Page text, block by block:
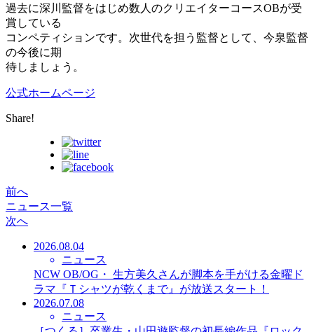
過去に深川監督をはじめ数人のクリエイターコースOBが受
賞している
コンペティションです。次世代を担う監督として、今泉監督
の今後に期
待しましょう。
公式ホームページ
Share!
前へ
ニュース一覧
次へ
2026.08.04
ニュース
NCW OB/OG・ 生方美久さんが脚本を手がける金曜ド
ラマ『Ｔシャツが乾くまで』が放送スタート！
2026.07.08
ニュース